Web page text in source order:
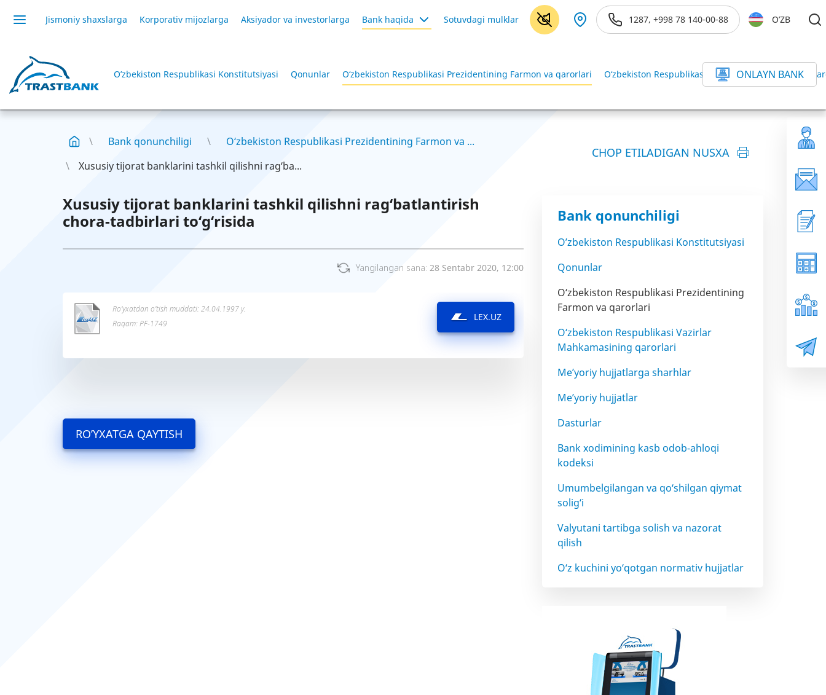
Jismoniy shaxslarga Korporativ mijozlarga Aksiyador va investorlarga Bank haqida Sotuvdagi mulklar 1287, +998 78 140-00-88 O’ZB
O’zbekiston Respublikasi Konstitutsiyasi Qonunlar O‘zbekiston Respublikasi Prezidentining Farmon va qarorlari O‘zbekiston Respublikasi Vazirlar Mahkamasining
ONLAYN BANK
Bank qonunchiligi
O‘zbekiston Respublikasi Prezidentining Farmon va ...
Xususiy tijorat banklarini tashkil qilishni rag‘ba...
CHOP ETILADIGAN NUSXA
Xususiy tijorat banklarini tashkil qilishni rag‘batlantirish
chora-tadbirlari to‘g‘risida
Yangilangan sana: 28 Sentabr 2020, 12:00
Ro’yxatdan o’tish muddati: 24.04.1997 y.
Raqam: PF-1749
LEX.UZ
RO’YXATGA QAYTISH
Bank qonunchiligi
O’zbekiston Respublikasi Konstitutsiyasi
Qonunlar
O‘zbekiston Respublikasi Prezidentining
Farmon va qarorlari
O‘zbekiston Respublikasi Vazirlar
Mahkamasining qarorlari
Me’yoriy hujjatlarga sharhlar
Me’yoriy hujjatlar
Dasturlar
Bank xodimining kasb odob-ahloqi
kodeksi
Umumbelgilangan va qo‘shilgan qiymat
solig‘i
Valyutani tartibga solish va nazorat
qilish
O‘z kuchini yo‘qotgan normativ hujjatlar